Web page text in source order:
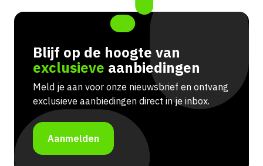
Blijf op de hoogte van
exclusieve aanbiedingen
Meld je aan voor onze nieuwsbrief en ontvang
exclusieve aanbiedingen direct in je inbox.
Aanmelden